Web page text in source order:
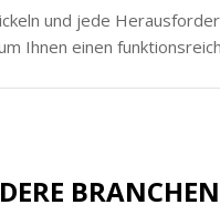
und jede
Ihnen einen
BRANCHEN